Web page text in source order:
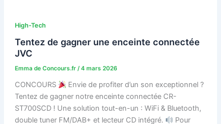
High-Tech
Tentez de gagner une enceinte connectée
JVC
Emma de Concours.fr /4 mars 2026
CONCOURS
Envie de profiter d’un son exceptionnel ?
Tentez de gagner notre enceinte connectée CR-
ST700SCD ! Une solution tout-en-un : WiFi & Bluetooth,
double tuner FM/DAB+ et lecteur CD intégré.
Pour